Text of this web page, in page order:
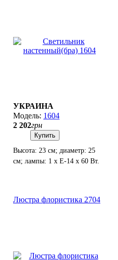
УКРАИНА
1604
2 202грн
Купить
Высота: 23 см; диаметр: 25
см; лампы: 1 х Е-14 х 60 Вт.
Люстра флористика 2704